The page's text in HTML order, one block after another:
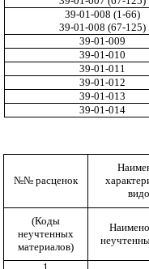
39-01-008 (1-66)
39-01-008 (67-125)
39-01-009
39-01-010
39-01-011
39-01-012
39-01-013
39-01-014
№№ расценок
(Коды
неучтенных
материалов)